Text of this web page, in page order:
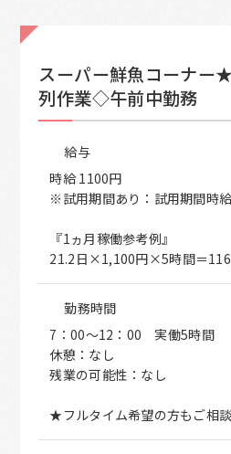
スーパー鮮魚コーナー
列作業◇午前中勤務
給与
時給 1100円
※試用期間あり：試用期間時
『1ヵ月稼働参考例』
21.2日×1,100円×5時間＝
勤務時間
7：00～12：00 実働5時間
休憩：なし
残業の可能性：なし
★フルタイム希望の方もご相談